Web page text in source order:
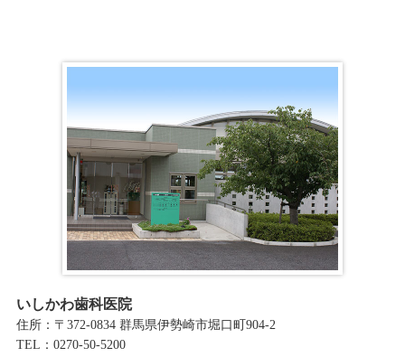
いしかわ歯科医院
住所：〒372-0834 群馬県伊勢崎市堀口町904-2
TEL：0270-50-5200